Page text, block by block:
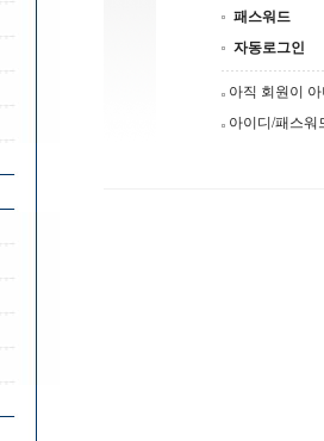
패스워드
자동로그인
아직 회원이
아이디/패스